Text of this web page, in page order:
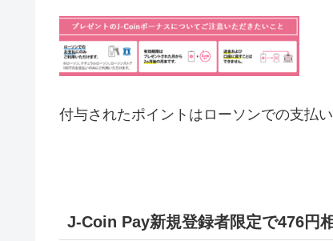
付与されたポイントはローソンでの支払
J-Coin Pay新規登録者限定で476円